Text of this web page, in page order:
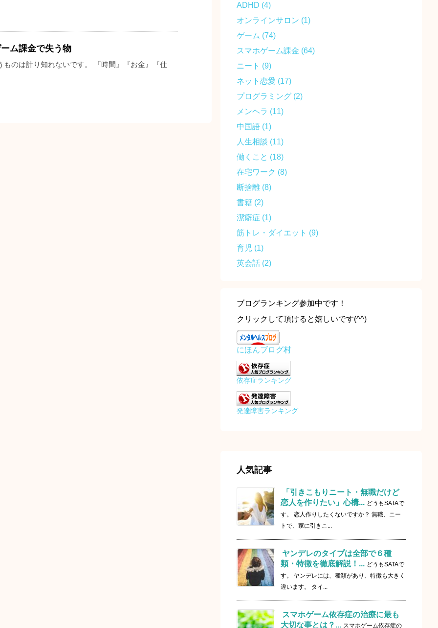
ム課金で失う物
のは計り知れないです。 『時間』『お金』『仕
ADHD (4)
オンラインサロン (1)
ゲーム (74)
スマホゲーム課金 (64)
ニート (9)
ネット恋愛 (17)
プログラミング (2)
メンヘラ (11)
中国語 (1)
人生相談 (11)
働くこと (18)
在宅ワーク (8)
断捨離 (8)
書籍 (2)
潔癖症 (1)
筋トレ・ダイエット (9)
育児 (1)
英会話 (2)
ブログランキング参加中です！
クリックして頂けると嬉しいです(^^)
にほんブログ村
依存症ランキング
発達障害ランキング
人気記事
「引きこもりニート・無職だけど
恋人を作りたい」心構... どうもSATAで
す。 恋人作りしたくないですか？ 無職、ニー
トで、家に引きこ...
ヤンデレのタイプは全部で６種
類・特徴を徹底解説！... どうもSATAで
す。 ヤンデレには、種類があり、特徴も大きく
違います。 タイ...
スマホゲーム依存症の治療に最も
大切な事とは？... スマホゲーム依存症の